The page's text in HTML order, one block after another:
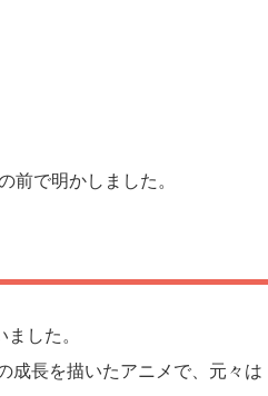
前で明かしました。
した。
成長を描いたアニメで、元々は